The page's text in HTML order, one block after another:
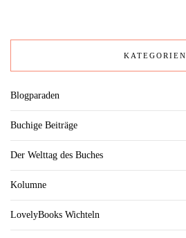
KATEGORIEN
Blogparaden
Buchige Beiträge
Der Welttag des Buches
Kolumne
LovelyBooks Wichteln